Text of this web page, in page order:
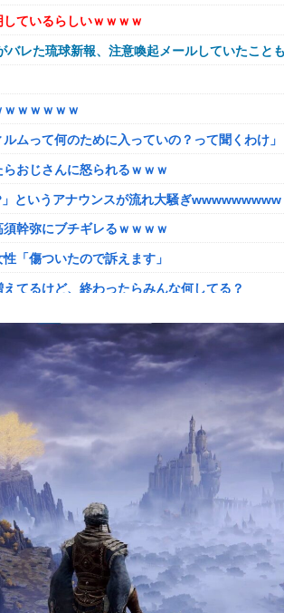
左派、実際に避難所にベッドが搬入されてしま
った時』←これ
54.3％ 13年以降で最高に 日本人の韓国好感度
期がおかしい。大会の真っただ中にコンセプ
内に設置した「避難所」がこちらｗｗｗｗ
「もう無理。普通の家庭を築きたい。普通の
なんて使わない方がいい」ﾄﾞﾝｯ！
上するｗｗｗｗ
れ必要だった？」 第29話
期懲役」の判決→当時17歳少年に「懲役30年」
ぎて完全にコントになってる……」と衝撃を受け
ポスト
？取らないの？
名度を上げてバウムクーヘン売ったりTikTok
巨乳！！【GIF動画あり】
ているらしいｗｗｗｗ
バレた琉球新報、注意喚起メールしていたこと
ｗｗｗｗｗ
ムって何のために入っていの？って聞くわけ」
おじさんに怒られるｗｗｗ
というアナウンスが流れ大騒ぎwwwwwwwww
幹弥にブチギレるｗｗｗｗ
「傷ついたので訴えます」
てるけど、終わったらみんな何してる？
パレス加入が正式決定 鎌田大地とチームメイト
・・・(画像どーん)
おじさんに怒られるｗｗｗ
意識失う
で発見される
ルで対応してしまい大炎上ｗ
ーヘン売ったりTikTokライブしててムカついた
のテレビ番組が最新SNSの数十年先を行って